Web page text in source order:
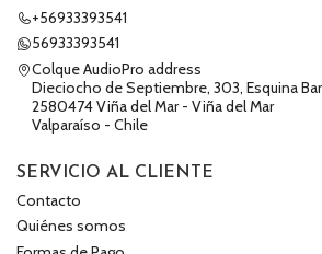
+56933393541
56933393541
Colque AudioPro address
Dieciocho de Septiembre, 303, Esquina
2580474 Viña del Mar - Viña del Mar
Valparaíso - Chile
SERVICIO AL CLIENTE
Contacto
Quiénes somos